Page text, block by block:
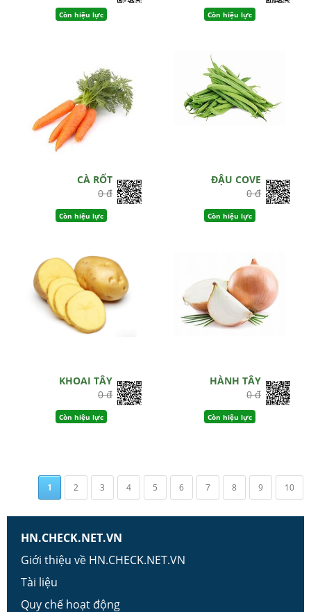
Còn hiệu lực Còn hiệu lực
CÀ RỐT
0 đ
Còn hiệu lực
ĐẬU COVE
0 đ
Còn hiệu lực
KHOAI TÂY
0 đ
Còn hiệu lực
HÀNH TÂY
0 đ
Còn hiệu lực
1 2 3 4 5 6 7 8 9 10
HN.CHECK.NET.VN
Giới thiệu về HN.CHECK.NET.VN
Tài liệu
Quy chế hoạt động